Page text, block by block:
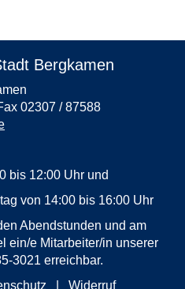
Bergkamen
02307 / 87588
bis 12:00 Uhr und
von 14:00 bis 16:00 Uhr
Abendstunden und am
ein/e Mitarbeiter/in unserer
3021 erreichbar.
Widerruf